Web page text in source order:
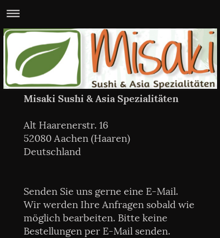
Misaki Sushi & Asia Spezialitäten
Alt Haarenerstr. 16
52080 Aachen (Haaren)
Deutschland
Senden Sie uns gerne eine E-Mail.
Wir werden Ihre Anfragen sobald wie
möglich bearbeiten. Bitte keine
Bestellungen per E-Mail senden.